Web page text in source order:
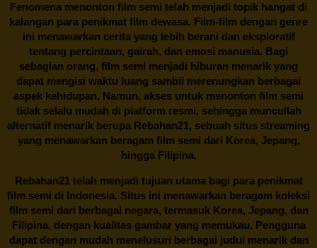
Fenomena menonton film semi telah menjadi topik hangat di
kalangan para penikmat film dewasa. Film-film dengan genre
ini menawarkan cerita yang lebih berani dan eksploratif
tentang percintaan, gairah, dan emosi manusia. Bagi
sebagian orang, film semi menjadi hiburan menarik yang
dapat mengisi waktu luang sambil merenungkan berbagai
aspek kehidupan. Namun, akses untuk menonton film semi
tidak selalu mudah di platform resmi, sehingga muncullah
alternatif menarik berupa Rebahan21, sebuah situs streaming
yang menawarkan beragam film semi dari Korea, Jepang,
hingga Filipina.
Rebahan21telah menjadi tujuan utama bagi para penikmat
film semi di Indonesia. Situs ini menawarkan beragam koleksi
film semi dari berbagai negara, termasuk Korea, Jepang, dan
Filipina, dengan kualitas gambar yang memukau. Pengguna
dapat dengan mudah menelusuri berbagai judul menarik dan